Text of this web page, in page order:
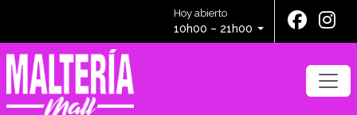
Hoy abierto
10h00 – 21h00